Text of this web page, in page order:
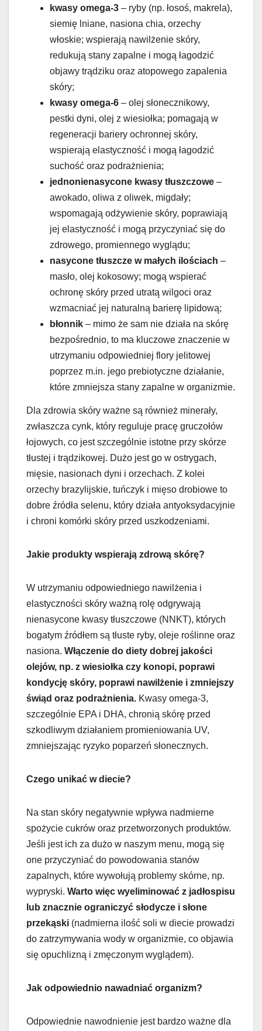
kwasy omega-3 – ryby (np. łosoś, makrela),
siemię lniane, nasiona chia, orzechy
włoskie; wspierają nawilżenie skóry,
redukują stany zapalne i mogą łagodzić
objawy trądziku oraz atopowego zapalenia
skóry;
kwasy omega-6 – olej słonecznikowy,
pestki dyni, olej z wiesiołka; pomagają w
regeneracji bariery ochronnej skóry,
wspierają elastyczność i mogą łagodzić
suchość oraz podrażnienia;
jednonienasycone kwasy tłuszczowe –
awokado, oliwa z oliwek, migdały;
wspomagają odżywienie skóry, poprawiają
jej elastyczność i mogą przyczyniać się do
zdrowego, promiennego wyglądu;
nasycone tłuszcze w małych ilościach –
masło, olej kokosowy; mogą wspierać
ochronę skóry przed utratą wilgoci oraz
wzmacniać jej naturalną barierę lipidową;
błonnik – mimo że sam nie działa na skórę
bezpośrednio, to ma kluczowe znaczenie w
utrzymaniu odpowiedniej flory jelitowej
poprzez m.in. jego prebiotyczne działanie,
które zmniejsza stany zapalne w organizmie.
Dla zdrowia skóry ważne są również minerały,
zwłaszcza cynk, który reguluje pracę gruczołów
łojowych, co jest szczególnie istotne przy skórze
tłustej i trądzikowej. Dużo jest go w ostrygach,
mięsie, nasionach dyni i orzechach. Z kolei
orzechy brazylijskie, tuńczyk i mięso drobiowe to
dobre źródła selenu, który działa antyoksydacyjnie
i chroni komórki skóry przed uszkodzeniami.
Jakie produkty wspierają zdrową skórę?
W utrzymaniu odpowiedniego nawilżenia i
elastyczności skóry ważną rolę odgrywają
nienasycone kwasy tłuszczowe (NNKT), których
bogatym źródłem są tłuste ryby, oleje roślinne oraz
nasiona. Włączenie do diety dobrej jakości
olejów, np. z wiesiołka czy konopi, poprawi
kondycję skóry, poprawi nawilżenie i zmniejszy
świąd oraz podrażnienia. Kwasy omega-3,
szczególnie EPA i DHA, chronią skórę przed
szkodliwym działaniem promieniowania UV,
zmniejszając ryzyko poparzeń słonecznych.
Czego unikać w diecie?
Na stan skóry negatywnie wpływa nadmierne
spożycie cukrów oraz przetworzonych produktów.
Jeśli jest ich za dużo w naszym menu, mogą się
one przyczyniać do powodowania stanów
zapalnych, które wywołują problemy skórne, np.
wypryski. Warto więc wyeliminować z jadłospisu
lub znacznie ograniczyć słodycze i słone
przekąski (nadmierna ilość soli w diecie prowadzi
do zatrzymywania wody w organizmie, co objawia
się opuchlizną i zmęczonym wyglądem).
Jak odpowiednio nawadniać organizm?
Odpowiednie nawodnienie jest bardzo ważne dla